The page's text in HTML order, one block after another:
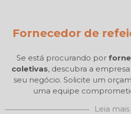
Fornecedor de
Se está procurando por
coletivas, descubra a
seu negócio. Solicite um
uma equipe
Leia mais